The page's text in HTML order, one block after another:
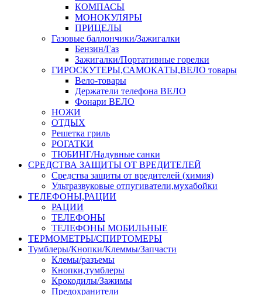
КОМПАСЫ
МОНОКУЛЯРЫ
ПРИЦЕЛЫ
Газовые баллончики/Зажигалки
Бензин/Газ
Зажигалки/Портативные горелки
ГИРОСКУТЕРЫ,САМОКАТЫ,ВЕЛО товары
Вело-товары
Держатели телефона ВЕЛО
Фонари ВЕЛО
НОЖИ
ОТДЫХ
Решетка гриль
РОГАТКИ
ТЮБИНГ/Надувные санки
СРЕДСТВА ЗАЩИТЫ ОТ ВРЕДИТЕЛЕЙ
Средства защиты от вредителей (химия)
Ультразвуковые отпугиватели,мухабойки
ТЕЛЕФОНЫ,РАЦИИ
РАЦИИ
ТЕЛЕФОНЫ
ТЕЛЕФОНЫ МОБИЛЬНЫЕ
ТЕРМОМЕТРЫ/СПИРТОМЕРЫ
Тумблеры/Кнопки/Клеммы/Запчасти
Клемы/разъемы
Кнопки,тумблеры
Крокодилы/Зажимы
Предохранители